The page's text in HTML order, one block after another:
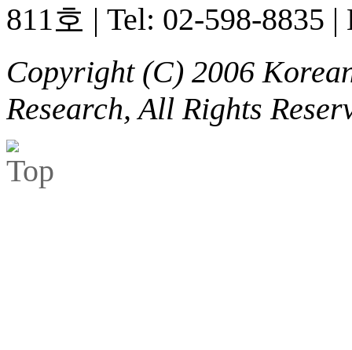
811호 | Tel: 02-598-8835 |
Copyright (C) 2006
Research, All Rights